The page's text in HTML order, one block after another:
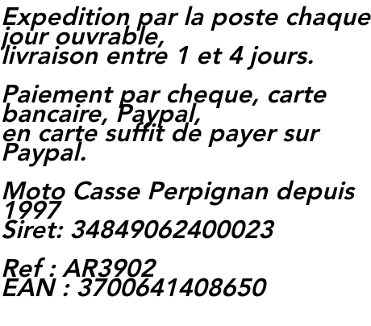
Expedition par la poste chaque
jour ouvrable,
livraison entre 1 et 4 jours.
Paiement par cheque, carte
bancaire, Paypal,
en carte suffit de payer sur
Paypal.
Moto Casse Perpignan depuis
1997
Siret: 34849062400023
Ref : AR3902
EAN : 3700641408650